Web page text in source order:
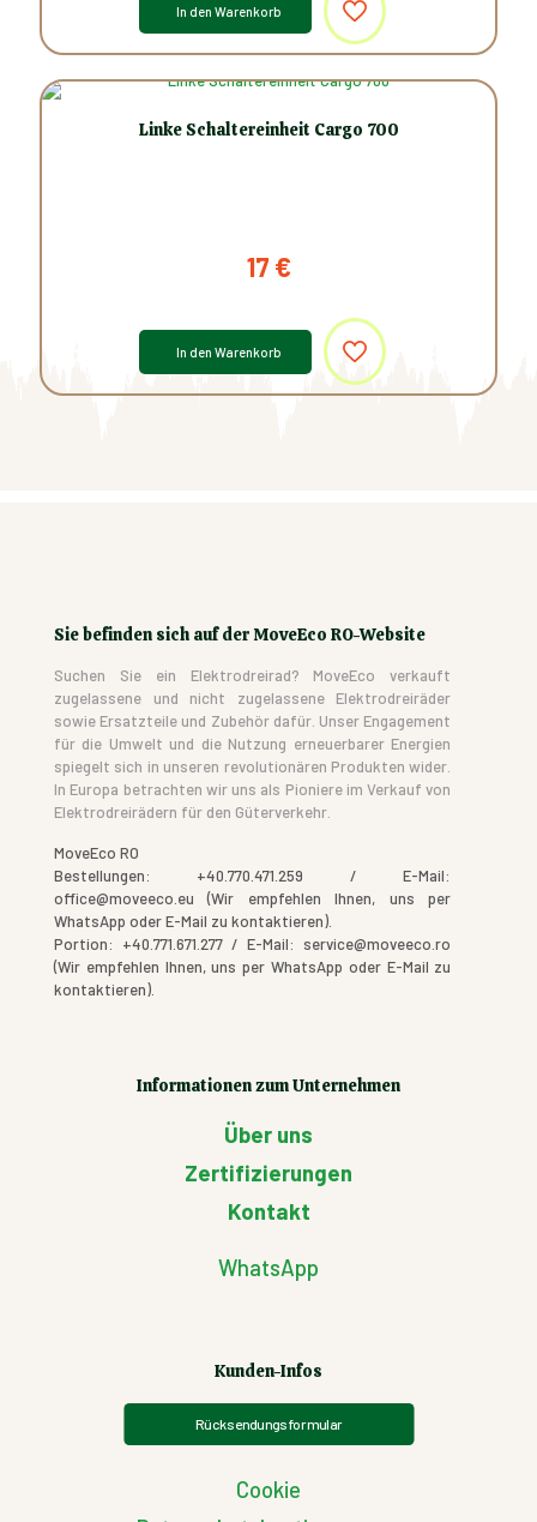
In den Warenkorb
Linke Schaltereinheit Cargo 700
17 €
In den Warenkorb
Sie befinden sich auf der MoveEco RO-Website
Suchen Sie ein Elektrodreirad? MoveEco verkauft
zugelassene und nicht zugelassene Elektrodreiräder
sowie Ersatzteile und Zubehör dafür. Unser Engagement
für die Umwelt und die Nutzung erneuerbarer Energien
spiegelt sich in unseren revolutionären Produkten wider.
In Europa betrachten wir uns als Pioniere im Verkauf von
Elektrodreirädern für den Güterverkehr.
MoveEco RO
Bestellungen: +40.770.471.259 / E-Mail:
office@moveeco.eu (Wir empfehlen Ihnen, uns per
WhatsApp oder E-Mail zu kontaktieren).
Portion: +40.771.671.277 / E-Mail: service@moveeco.ro
(Wir empfehlen Ihnen, uns per WhatsApp oder E-Mail zu
kontaktieren).
Informationen zum Unternehmen
Über uns
Zertifizierungen
Kontakt
WhatsApp
Kunden-Infos
Rücksendungsformular
Cookie